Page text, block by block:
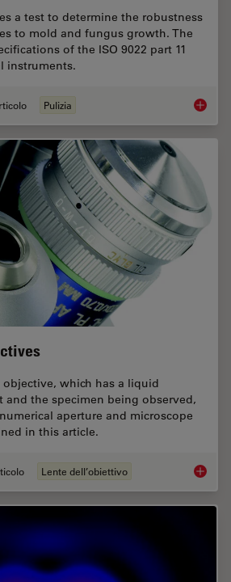
a test to determine the robustness
to mold and fungus growth. The
of the ISO 9022 part 11
instruments.
Pulizia ISO
which has a liquid
and the specimen being observed,
aperture and microscope
in this article.
Lente dell’obiettivo